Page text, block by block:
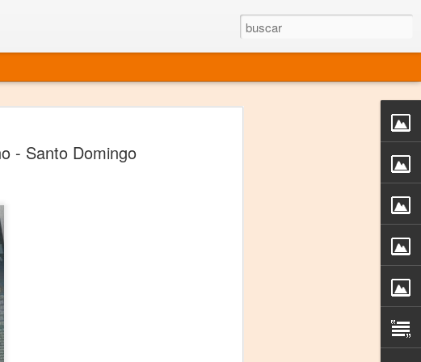
- Santo Domingoen el mundo
de Dramaturgia "Emilio Carballido" 2014.
organizaciones de Derechos Humanos.
el Medio, Las Nueve Musas
Internacional
vivo más representado en el mundo.